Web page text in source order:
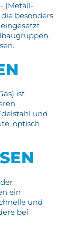
(Metall-
besonders
ist
und
optisch
ein
und
bei